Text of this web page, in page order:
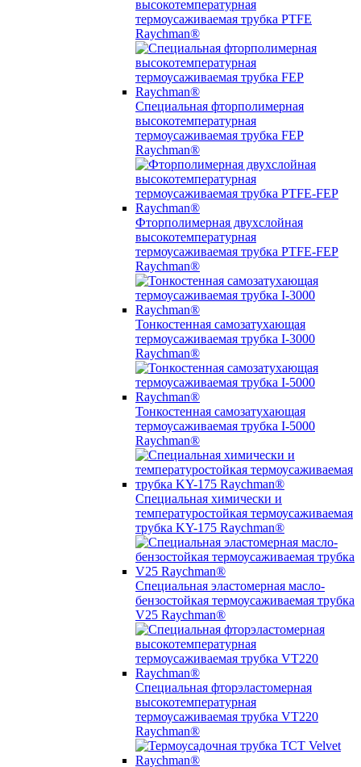
высокотемпературная
термоусаживаемая трубка PTFE
Raychman®
Специальная фторполимерная
высокотемпературная
термоусаживаемая трубка FEP
Raychman®
Фторполимерная двухслойная
высокотемпературная
термоусаживаемая трубка PTFE-FEP
Raychman®
Тонкостенная самозатухающая
термоусаживаемая трубка I-3000
Raychman®
Тонкостенная самозатухающая
термоусаживаемая трубка I-5000
Raychman®
Специальная химически и
температуростойкая термоусаживаемая
трубка KY-175 Raychman®
Специальная эластомерная масло-
бензостойкая термоусаживаемая трубка
V25 Raychman®
Специальная фторэластомерная
высокотемпературная
термоусаживаемая трубка VT220
Raychman®